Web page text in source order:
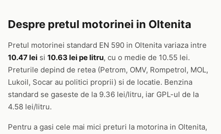
Despre pretul motorinei in Oltenita
Pretul motorinei standard EN 590 in Oltenita variaza intre
10.47 lei si 10.63 lei pe litru, cu o medie de 10.55 lei.
Preturile depind de retea (Petrom, OMV, Rompetrol, MOL,
Lukoil, Socar au politici proprii) si de locatie. Benzina
standard se gaseste de la 9.36 lei/litru, iar GPL-ul de la
4.58 lei/litru.
Pentru a gasi cele mai mici preturi la motorina in Oltenita,